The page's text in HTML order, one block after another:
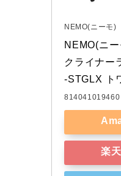
NEMO(ニーモ)
NEMO(ニ
クライナー
-STGLX ト
814041019460
楽